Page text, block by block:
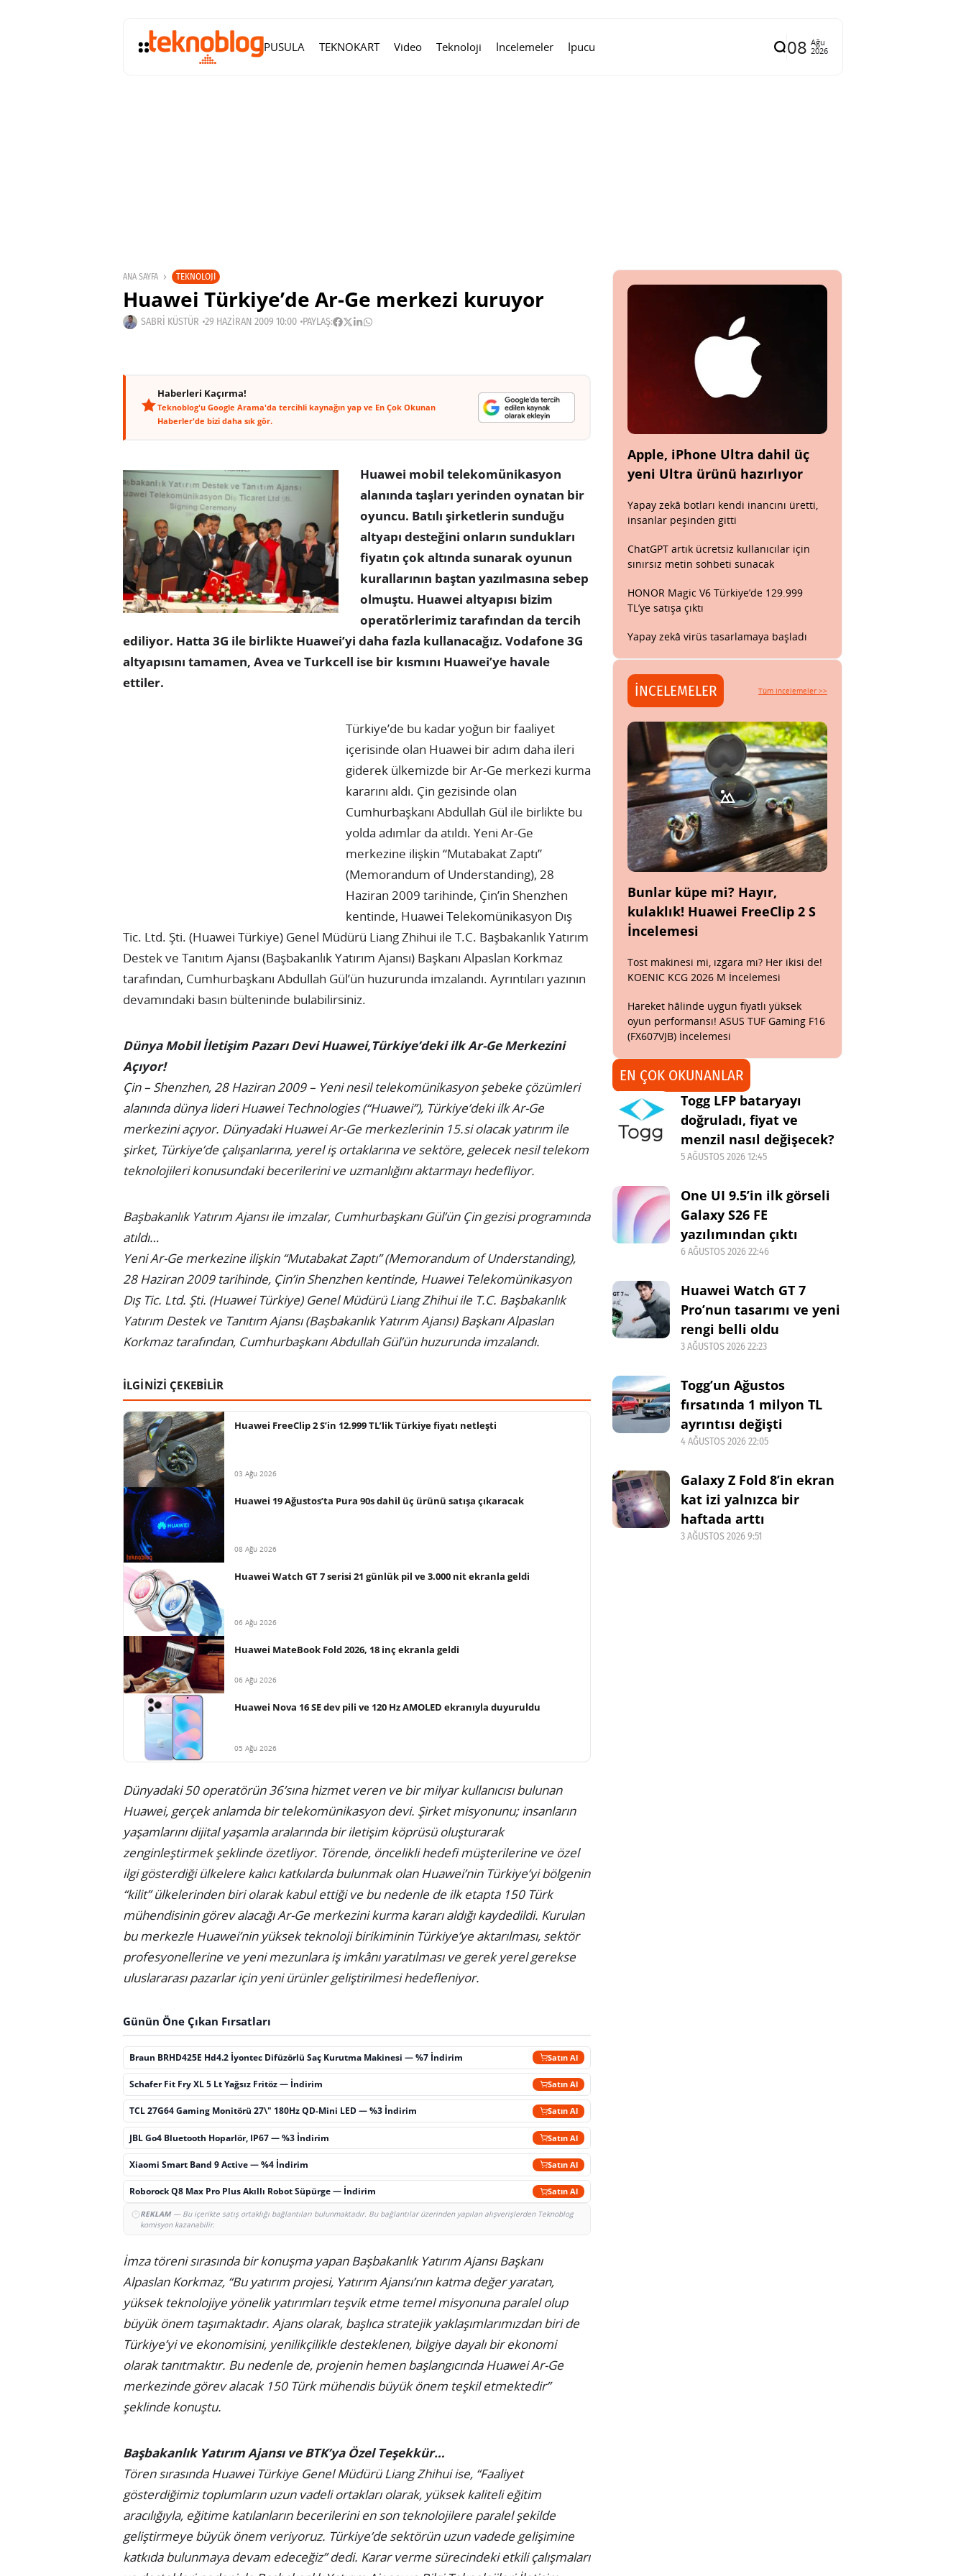
PUSULA TEKNOKART Video Teknoloji İncelemeler İpucu 08 Ağu
2026
ANA SAYFA TEKNOLOJI
Huawei Türkiye’de Ar-Ge merkezi kuruyor
SABRI KÜSTÜR 29 HAZIRAN 2009 10:00 PAYLAŞ:
Haberleri Kaçırma!
Teknoblog'u Google Arama'da tercihli kaynağın yap ve En Çok Okunan
Haberler'de bizi daha sık gör.
Huawei mobil telekomünikasyon
alanında taşları yerinden oynatan bir
oyuncu. Batılı şirketlerin sunduğu
altyapı desteğini onların sundukları
fiyatın çok altında sunarak oyunun
kurallarının baştan yazılmasına sebep
olmuştu. Huawei altyapısı bizim
operatörlerimiz tarafından da tercih
ediliyor. Hatta 3G ile birlikte Huawei’yi daha fazla kullanacağız. Vodafone 3G
altyapısını tamamen, Avea ve Turkcell ise bir kısmını Huawei’ye havale
ettiler.
Türkiye’de bu kadar yoğun bir faaliyet
içerisinde olan Huawei bir adım daha ileri
giderek ülkemizde bir Ar-Ge merkezi kurma
kararını aldı. Çin gezisinde olan
Cumhurbaşkanı Abdullah Gül ile birlikte bu
yolda adımlar da atıldı. Yeni Ar-Ge
merkezine ilişkin “Mutabakat Zaptı”
(Memorandum of Understanding), 28
Haziran 2009 tarihinde, Çin’in Shenzhen
kentinde, Huawei Telekomünikasyon Dış
Tic. Ltd. Şti. (Huawei Türkiye) Genel Müdürü Liang Zhihui ile T.C. Başbakanlık Yatırım
Destek ve Tanıtım Ajansı (Başbakanlık Yatırım Ajansı) Başkanı Alpaslan Korkmaz
tarafından, Cumhurbaşkanı Abdullah Gül’ün huzurunda imzalandı. Ayrıntıları yazının
devamındaki basın bülteninde bulabilirsiniz.
Dünya Mobil İletişim Pazarı Devi Huawei,Türkiye’deki ilk Ar-Ge Merkezini
Açıyor!
Çin – Shenzhen, 28 Haziran 2009 – Yeni nesil telekomünikasyon şebeke çözümleri
alanında dünya lideri Huawei Technologies (“Huawei”), Türkiye’deki ilk Ar-Ge
merkezini açıyor. Dünyadaki Huawei Ar-Ge merkezlerinin 15.si olacak yatırım ile
şirket, Türkiye’de çalışanlarına, yerel iş ortaklarına ve sektöre, gelecek nesil telekom
teknolojileri konusundaki becerilerini ve uzmanlığını aktarmayı hedefliyor.
Başbakanlık Yatırım Ajansı ile imzalar, Cumhurbaşkanı Gül’ün Çin gezisi programında
atıldı…
Yeni Ar-Ge merkezine ilişkin “Mutabakat Zaptı” (Memorandum of Understanding),
28 Haziran 2009 tarihinde, Çin’in Shenzhen kentinde, Huawei Telekomünikasyon
Dış Tic. Ltd. Şti. (Huawei Türkiye) Genel Müdürü Liang Zhihui ile T.C. Başbakanlık
Yatırım Destek ve Tanıtım Ajansı (Başbakanlık Yatırım Ajansı) Başkanı Alpaslan
Korkmaz tarafından, Cumhurbaşkanı Abdullah Gül’ün huzurunda imzalandı.
İLGİNİZİ ÇEKEBİLİR
Huawei FreeClip 2 S’in 12.999 TL’lik Türkiye fiyatı netleşti
03 Ağu 2026
Huawei 19 Ağustos’ta Pura 90s dahil üç ürünü satışa çıkaracak
08 Ağu 2026
Huawei Watch GT 7 serisi 21 günlük pil ve 3.000 nit ekranla geldi
06 Ağu 2026
Huawei MateBook Fold 2026, 18 inç ekranla geldi
06 Ağu 2026
Huawei Nova 16 SE dev pili ve 120 Hz AMOLED ekranıyla duyuruldu
05 Ağu 2026
Dünyadaki 50 operatörün 36’sına hizmet veren ve bir milyar kullanıcısı bulunan
Huawei, gerçek anlamda bir telekomünikasyon devi. Şirket misyonunu; insanların
yaşamlarını dijital yaşamla aralarında bir iletişim köprüsü oluşturarak
zenginleştirmek şeklinde özetliyor. Törende, öncelikli hedefi müşterilerine ve özel
ilgi gösterdiği ülkelere kalıcı katkılarda bulunmak olan Huawei’nin Türkiye’yi bölgenin
“kilit” ülkelerinden biri olarak kabul ettiği ve bu nedenle de ilk etapta 150 Türk
mühendisinin görev alacağı Ar-Ge merkezini kurma kararı aldığı kaydedildi. Kurulan
bu merkezle Huawei’nin yüksek teknoloji birikiminin Türkiye’ye aktarılması, sektör
profesyonellerine ve yeni mezunlara iş imkânı yaratılması ve gerek yerel gerekse
uluslararası pazarlar için yeni ürünler geliştirilmesi hedefleniyor.
Günün Öne Çıkan Fırsatları
Braun BRHD425E Hd4.2 İyontec Difüzörlü Saç Kurutma Makinesi — %7 İndirim Satın Al
Schafer Fit Fry XL 5 Lt Yağsız Fritöz — İndirim Satın Al
TCL 27G64 Gaming Monitörü 27\" 180Hz QD-Mini LED — %3 İndirim Satın Al
JBL Go4 Bluetooth Hoparlör, IP67 — %3 İndirim Satın Al
Xiaomi Smart Band 9 Active — %4 İndirim Satın Al
Roborock Q8 Max Pro Plus Akıllı Robot Süpürge — İndirim Satın Al
REKLAM— Bu içerikte satış ortaklığı bağlantıları bulunmaktadır. Bu bağlantılar üzerinden yapılan alışverişlerden Teknoblog
komisyon kazanabilir.
İmza töreni sırasında bir konuşma yapan Başbakanlık Yatırım Ajansı Başkanı
Alpaslan Korkmaz, “Bu yatırım projesi, Yatırım Ajansı’nın katma değer yaratan,
yüksek teknolojiye yönelik yatırımları teşvik etme temel misyonuna paralel olup
büyük önem taşımaktadır. Ajans olarak, başlıca stratejik yaklaşımlarımızdan biri de
Türkiye’yi ve ekonomisini, yenilikçilikle desteklenen, bilgiye dayalı bir ekonomi
olarak tanıtmaktır. Bu nedenle de, projenin hemen başlangıcında Huawei Ar-Ge
merkezinde görev alacak 150 Türk mühendis büyük önem teşkil etmektedir”
şeklinde konuştu.
Başbakanlık Yatırım Ajansı ve BTK’ya Özel Teşekkür…
Tören sırasında Huawei Türkiye Genel Müdürü Liang Zhihui ise, “Faaliyet
gösterdiğimiz toplumların uzun vadeli ortakları olarak, yüksek kaliteli eğitim
aracılığıyla, eğitime katılanların becerilerini en son teknolojilere paralel şekilde
geliştirmeye büyük önem veriyoruz. Türkiye’de sektörün uzun vadede gelişimine
katkıda bulunmaya devam edeceğiz” dedi. Karar verme sürecindeki etkili çalışmaları
Apple, iPhone Ultra dahil üç
yeni Ultra ürünü hazırlıyor
Yapay zekâ botları kendi inancını üretti,
insanlar peşinden gitti
ChatGPT artık ücretsiz kullanıcılar için
sınırsız metin sohbeti sunacak
HONOR Magic V6 Türkiye’de 129.999
TL’ye satışa çıktı
Yapay zekâ virüs tasarlamaya başladı
İNCELEMELER Tüm incelemeler >>
Bunlar küpe mi? Hayır,
kulaklık! Huawei FreeClip 2 S
İncelemesi
Tost makinesi mi, ızgara mı? Her ikisi de!
KOENIC KCG 2026 M İncelemesi
Hareket hâlinde uygun fiyatlı yüksek
oyun performansı! ASUS TUF Gaming F16
(FX607VJB) İncelemesi
EN ÇOK OKUNANLAR
Togg LFP bataryayı
doğruladı, fiyat ve
menzil nasıl değişecek?
5 AĞUSTOS 2026 12:45
One UI 9.5’in ilk görseli
Galaxy S26 FE
yazılımından çıktı
6 AĞUSTOS 2026 22:46
Huawei Watch GT 7
Pro’nun tasarımı ve yeni
rengi belli oldu
3 AĞUSTOS 2026 22:23
Togg’un Ağustos
fırsatında 1 milyon TL
ayrıntısı değişti
4 AĞUSTOS 2026 22:05
Galaxy Z Fold 8’in ekran
kat izi yalnızca bir
haftada arttı
3 AĞUSTOS 2026 9:51